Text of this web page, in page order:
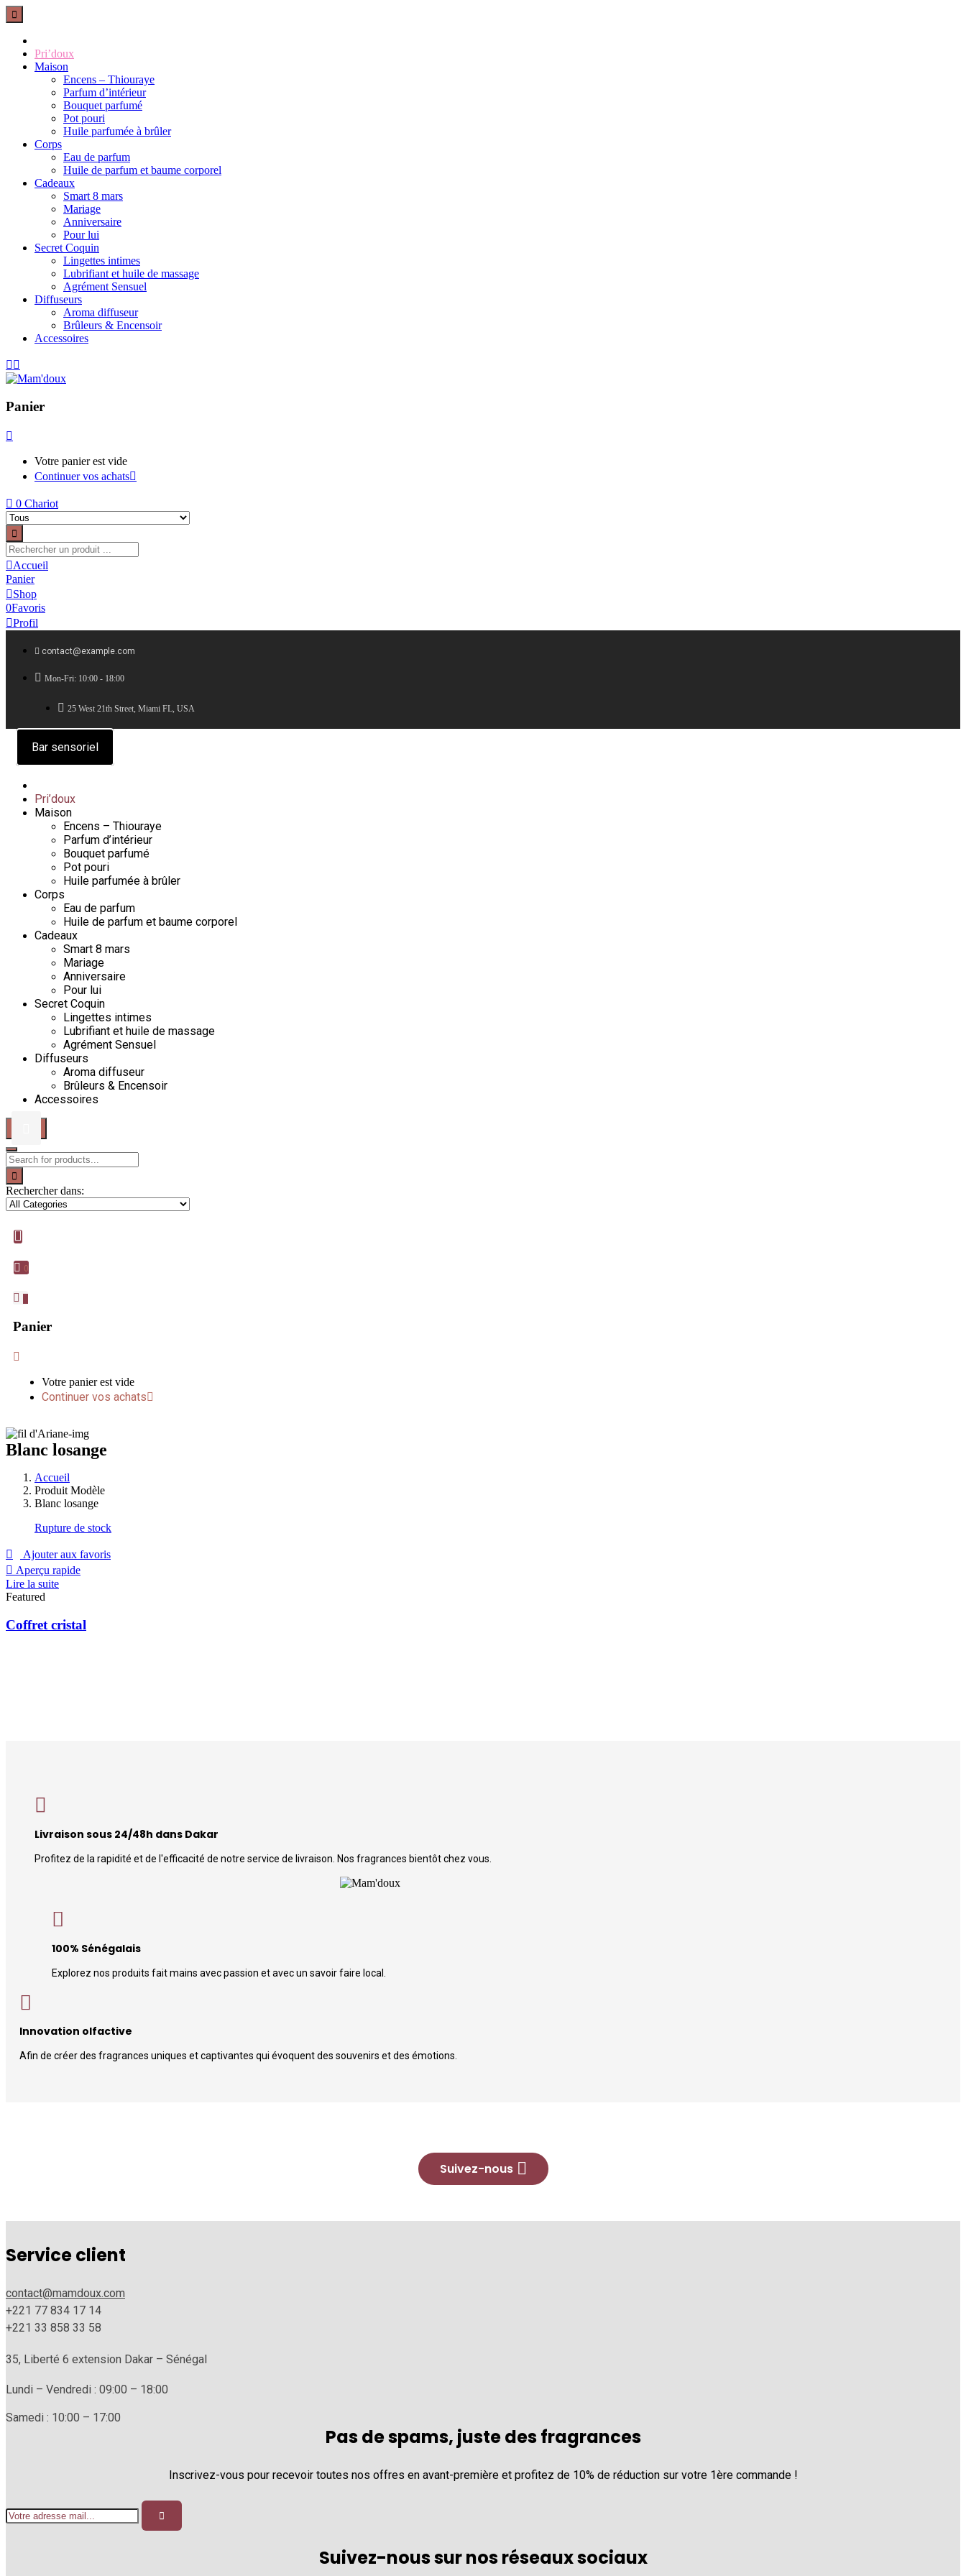
Pri’doux
Maison
Encens – Thiouraye
Parfum d’intérieur
Bouquet parfumé
Pot pouri
Huile parfumée à brûler
Corps
Eau de parfum
Huile de parfum et baume corporel
Cadeaux
Smart 8 mars
Mariage
Anniversaire
Pour lui
Secret Coquin
Lingettes intimes
Lubrifiant et huile de massage
Agrément Sensuel
Diffuseurs
Aroma diffuseur
Brûleurs & Encensoir
Accessoires
Panier
Votre panier est vide
Continuer vos achats
0 Chariot
Accueil
Panier
Shop
0Favoris
Profil
contact@example.com
Mon-Fri: 10:00 - 18:00
25 West 21th Street, Miami FL, USA
Bar sensoriel
Pri’doux
Maison
Encens – Thiouraye
Parfum d’intérieur
Bouquet parfumé
Pot pouri
Huile parfumée à brûler
Corps
Eau de parfum
Huile de parfum et baume corporel
Cadeaux
Smart 8 mars
Mariage
Anniversaire
Pour lui
Secret Coquin
Lingettes intimes
Lubrifiant et huile de massage
Agrément Sensuel
Diffuseurs
Aroma diffuseur
Brûleurs & Encensoir
Accessoires
Rechercher dans:
0
Panier
Votre panier est vide
Continuer vos achats
Blanc losange
Accueil
Produit Modèle
Blanc losange
Rupture de stock
Ajouter aux favoris
Aperçu rapide
Lire la suite
Featured
Coffret cristal
Livraison sous 24/48h dans Dakar
Profitez de la rapidité et de l'efficacité de notre service de livraison. Nos fragrances bientôt chez vous.
100% Sénégalais
Explorez nos produits fait mains avec passion et avec un savoir faire local.
Innovation olfactive
Afin de créer des fragrances uniques et captivantes qui évoquent des souvenirs et des émotions.
Suivez-nous
Service client
contact@mamdoux.com
+221 77 834 17 14
+221 33 858 33 58
35, Liberté 6 extension Dakar – Sénégal
Lundi – Vendredi : 09:00 – 18:00
Samedi : 10:00 – 17:00
Pas de spams, juste des fragrances
Inscrivez-vous pour recevoir toutes nos offres en avant-première et profitez de 10% de réduction sur votre 1ère commande !
Suivez-nous sur nos réseaux sociaux